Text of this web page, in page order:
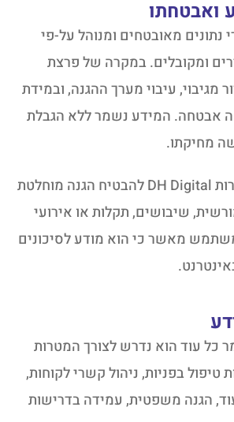
מאובטחים ומנוהל על-פי
ומקובלים. במקרה של פרצת
מגיבוי, עיבוי מערך ההגנה, ובמידת
אבטחה. המידע נשמר ללא הגבלת
מחיקתו.
עם זאת, אין באפשרות DH Digital להבטיח הגנה מוחלטת
שיבושים, תקלות או אירועי
מאשר כי הוא מודע לסיכונים
כל עוד הוא נדרש לצורך המטרות
בפניות, ניהול קשרי לקוחות,
הגנה משפטית, עמידה בדרישות